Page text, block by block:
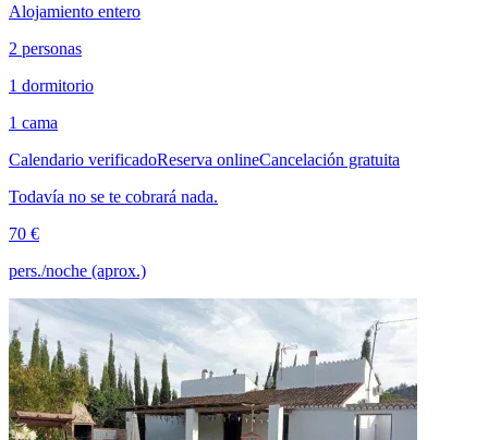
Alojamiento entero
2 personas
1 dormitorio
1 cama
Calendario verificadoReserva onlineCancelación gratuita
Todavía no se te cobrará nada.
70 €
pers./noche (aprox.)